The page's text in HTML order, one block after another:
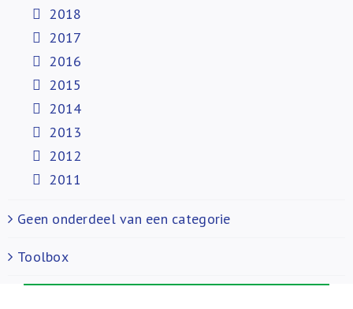
2018
2017
2016
2015
2014
2013
2012
2011
Geen onderdeel van een categorie
Toolbox